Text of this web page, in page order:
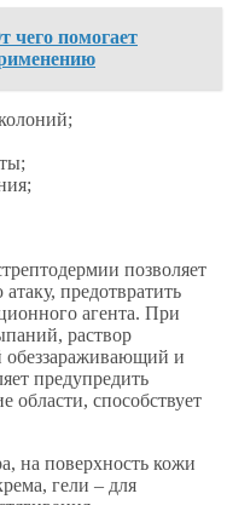
чего помогает
позволяет
предотвратить
агента. При
раствор
и
предупредить
способствует
на поверхность кожи
гели – для